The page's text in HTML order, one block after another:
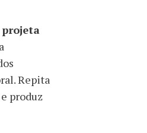
Repita
produz